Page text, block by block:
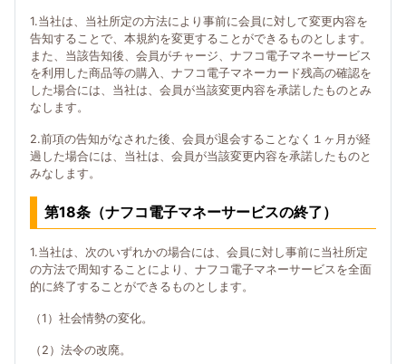
1.当社は、当社所定の方法により事前に会員に対して変更内容を
告知することで、本規約を変更することができるものとします。
また、当該告知後、会員がチャージ、ナフコ電子マネーサービス
を利用した商品等の購入、ナフコ電子マネーカード残高の確認を
した場合には、当社は、会員が当該変更内容を承諾したものとみ
なします。
2.前項の告知がなされた後、会員が退会することなく１ヶ月が経
過した場合には、当社は、会員が当該変更内容を承諾したものと
みなします。
第18条（ナフコ電子マネーサービスの終了）
1.当社は、次のいずれかの場合には、会員に対し事前に当社所定
の方法で周知することにより、ナフコ電子マネーサービスを全面
的に終了することができるものとします。
（1）社会情勢の変化。
（2）法令の改廃。